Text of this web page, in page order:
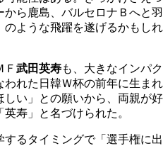
ら鹿島、バルセロナＢへと羽
ような飛躍を遂げるかもしれ
Ｆ 武田英寿も、大きなインパク
われた日韓Ｗ杯の前年に生まれ
い」との願いから、両親が好
寿」と名づけられた。
るタイミングで「選手権に出